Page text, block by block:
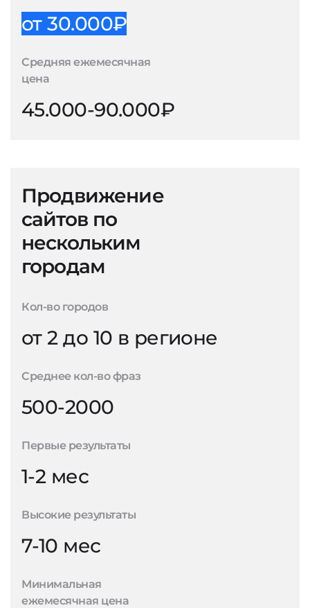
от 30.000₽
Средняя ежемесячная
цена
45.000-90.000₽
Продвижение
сайтов по
нескольким
городам
Кол-во городов
от 2 до 10 в регионе
Среднее кол-во фраз
500-2000
Первые результаты
1-2 мес
Высокие результаты
7-10 мес
Минимальная
ежемесячная цена